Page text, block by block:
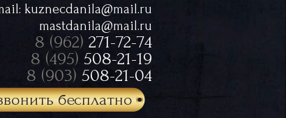
kuznecdanila@mail.ru
mastdanila@mail.ru
8 (962) 271-72-74
8 (495) 508-21-19
8 (903) 508-21-04
бесплатно